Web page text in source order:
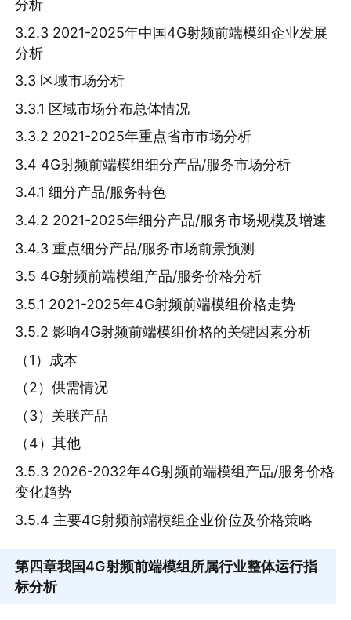
分析
3.2.3 2021-2025年中国4G射频前端模组企业发展
分析
3.3 区域市场分析
3.3.1 区域市场分布总体情况
3.3.2 2021-2025年重点省市市场分析
3.4 4G射频前端模组细分产品/服务市场分析
3.4.1 细分产品/服务特色
3.4.2 2021-2025年细分产品/服务市场规模及增速
3.4.3 重点细分产品/服务市场前景预测
3.5 4G射频前端模组产品/服务价格分析
3.5.1 2021-2025年4G射频前端模组价格走势
3.5.2 影响4G射频前端模组价格的关键因素分析
（1）成本
（2）供需情况
（3）关联产品
（4）其他
3.5.3 2026-2032年4G射频前端模组产品/服务价格
变化趋势
3.5.4 主要4G射频前端模组企业价位及价格策略
第四章我国4G射频前端模组所属行业整体运行指
标分析